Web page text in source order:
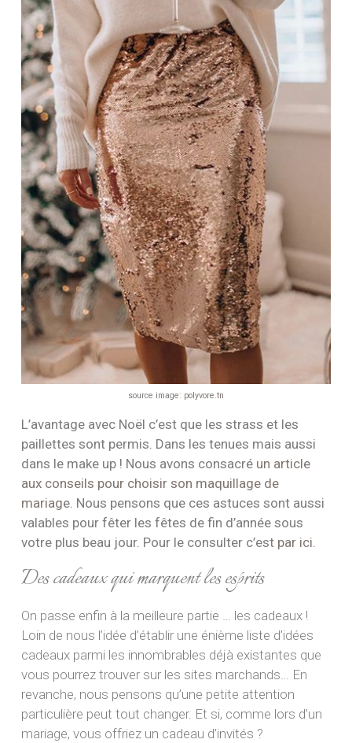
source image: polyvore.tn
L’avantage avec Noël c’est que les strass et les
paillettes sont permis. Dans les tenues mais aussi
dans le make up ! Nous avons consacré un article
aux conseils pour choisir son maquillage de
mariage. Nous pensons que ces astuces sont aussi
valables pour fêter les fêtes de fin d’année sous
votre plus beau jour. Pour le consulter c’est par ici.
Des cadeaux qui marquent les esprits
On passe enfin à la meilleure partie … les cadeaux !
Loin de nous l’idée d’établir une énième liste d’idées
cadeaux parmi les innombrables déjà existantes que
vous pourrez trouver sur les sites marchands… En
revanche, nous pensons qu’une petite attention
particulière peut tout changer. Et si, comme lors d’un
mariage, vous offriez un cadeau d’invités ?